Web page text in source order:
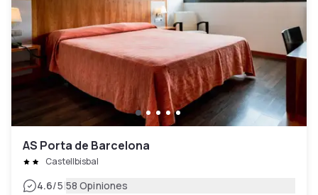
AS Porta de Barcelona
Castellbisbal
4.6/5|58 Opiniones